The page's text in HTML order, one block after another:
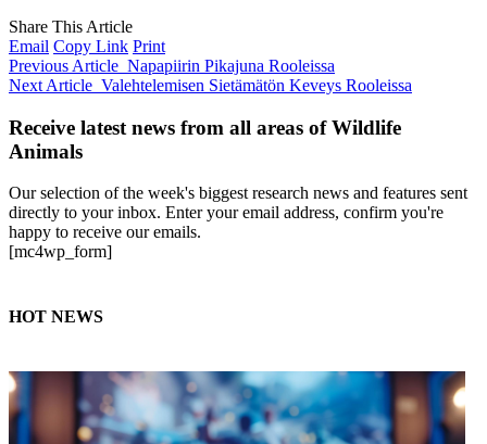
Share This Article
Email Copy Link Print
Previous Article Napapiirin Pikajuna Rooleissa
Next Article Valehtelemisen Sietämätön Keveys Rooleissa
Receive latest news from all areas of Wildlife
Animals
Our selection of the week's biggest research news and features sent
directly to your inbox. Enter your email address, confirm you're
happy to receive our emails.
[mc4wp_form]
HOT NEWS